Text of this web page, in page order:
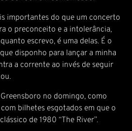
importantes do que um concerto
o preconceito e a intolerância,
escrevo, é uma delas. É o
disponho para lançar a minha
a corrente ao invés de seguir
no domingo, como
bilhetes esgotados em que o
de 1980 “The River”.